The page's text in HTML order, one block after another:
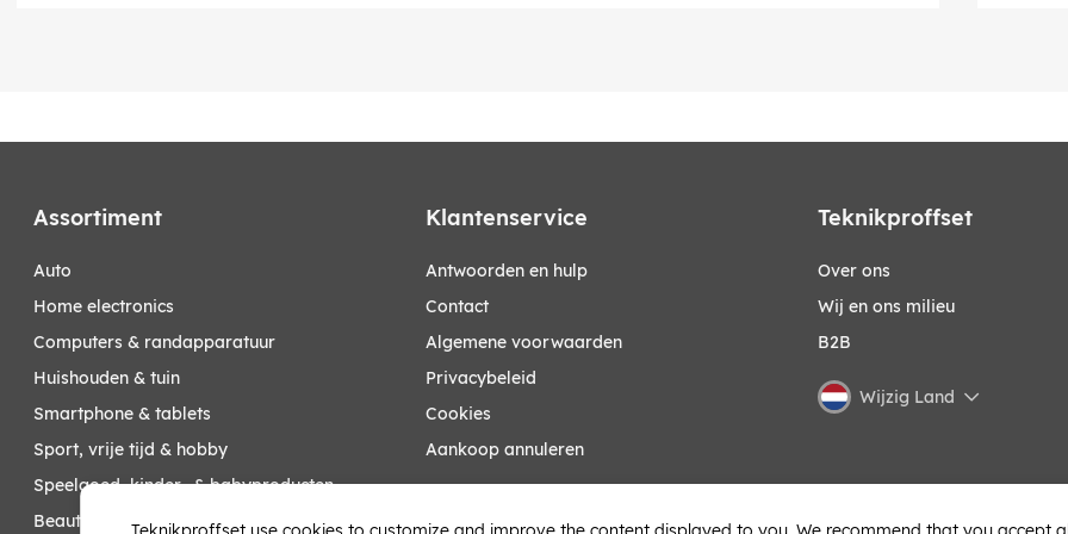
Assortiment
auto
home electronics
computers & randapparatuur
huishouden & tuin
smartphone & tablets
sport, vrije tijd & hobby
speelgoed, kinder- & babyproducten
beauty & health
Klantenservice
Antwoorden en hulp
Contact
Algemene voorwaarden
Privacybeleid
Cookies
Aankoop annuleren
Teknikproffset
Over ons
Wij en ons milieu
B2B
Wijzig Land